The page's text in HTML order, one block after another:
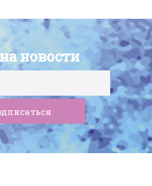
новости